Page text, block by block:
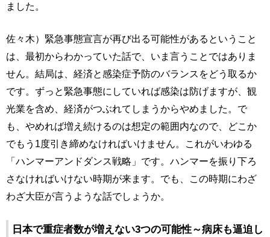
ました。
佐々木）緊急事態宣言が再び出る可能性があるということ
は、最初からわかっていた話で、いま言うことではありま
せん。結局は、経済と感染症予防のバランスをどう取るか
です。ずっと緊急事態にしていれば感染は防げますが、観
光業を含め、経済がつぶれてしまうからやめました。で
も、やめれば増え続けるのは想定の範囲内なので、どこか
でもう1度引き締めなければいけません。これがいわゆる
「ハンマーアンドダンス戦略」です。ハンマーを振り下ろ
さなければいけない時期が来ます。でも、この時期にわざ
わざ大臣が言うような話でしょうか。
日本で重症者数が増えない3つの可能性～病床も逼迫し